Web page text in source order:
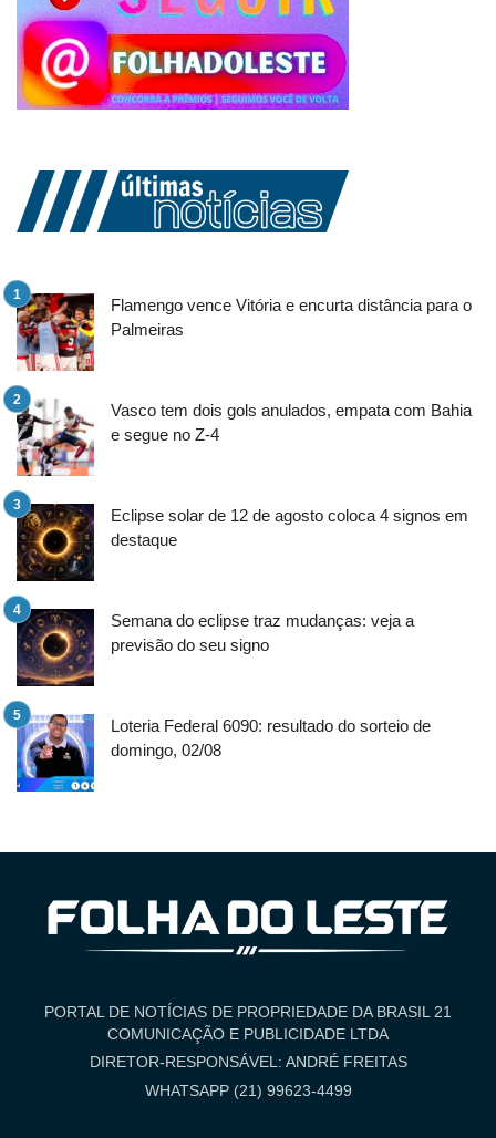
Flamengo vence Vitória e encurta distância para o
Palmeiras
Vasco tem dois gols anulados, empata com Bahia
e segue no Z-4
Eclipse solar de 12 de agosto coloca 4 signos em
destaque
Semana do eclipse traz mudanças: veja a
previsão do seu signo
Loteria Federal 6090: resultado do sorteio de
domingo, 02/08
PORTAL DE NOTÍCIAS DE PROPRIEDADE DA BRASIL 21
COMUNICAÇÃO E PUBLICIDADE LTDA
DIRETOR-RESPONSÁVEL: ANDRÉ FREITAS
WHATSAPP (21) 99623-4499